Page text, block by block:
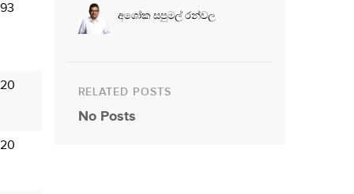
අශෝක සපුමල් රන්වල
RELATED POSTS
No Posts